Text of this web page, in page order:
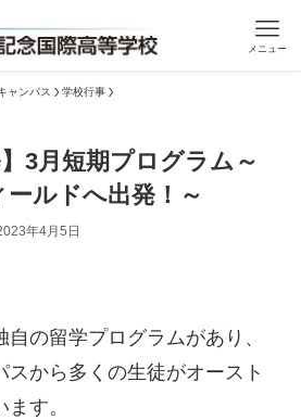
メニュー
ャンパス 学校行事
】3月短期プログラム～
ルドへ出発！～
年4月5日
の留学プログラムがあり、
スから多くの生徒がオースト
す。